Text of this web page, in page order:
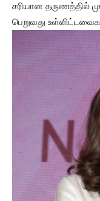
சரியான தருணத்தில்
பெறுவது